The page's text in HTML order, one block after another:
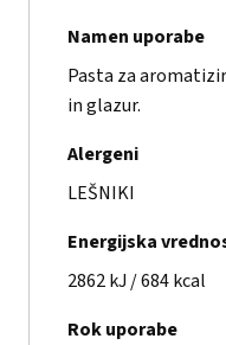
Namen uporabe
Pasta za
in glazur.
Alergeni
LEŠNIKI
Energijska
2862 kJ / 684 kcal
Rok uporabe